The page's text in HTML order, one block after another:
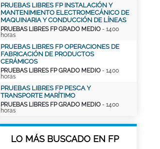
PRUEBAS LIBRES FP INSTALACIÓN Y
MANTENIMIENTO ELECTROMECÁNICO DE
MAQUINARIA Y CONDUCCIÓN DE LÍNEAS
PRUEBAS LIBRES FP GRADO MEDIO - 1400
horas
PRUEBAS LIBRES FP OPERACIONES DE
FABRICACIÓN DE PRODUCTOS
CERÁMICOS
PRUEBAS LIBRES FP GRADO MEDIO - 1400
horas
PRUEBAS LIBRES FP PESCA Y
TRANSPORTE MARÍTIMO
PRUEBAS LIBRES FP GRADO MEDIO - 1400
horas
LO MÁS BUSCADO EN FP